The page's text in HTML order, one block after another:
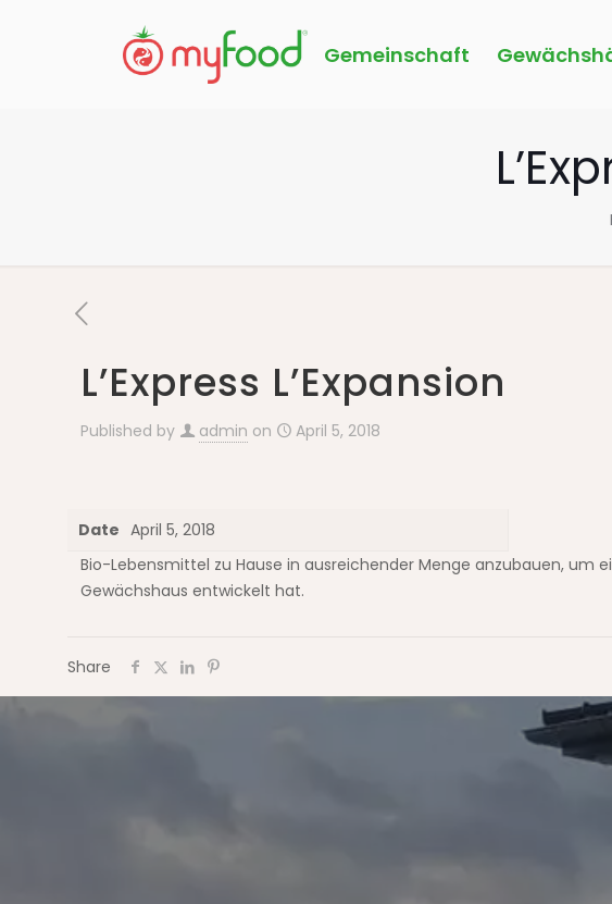
Gemeinschaft
L’Express L’Expansion
Published by admin on April 5, 2018
Date April 5, 2018
Bio-Lebensmittel zu Hause in ausreichender Menge anzubauen, um
Gewächshaus entwickelt hat.
Share